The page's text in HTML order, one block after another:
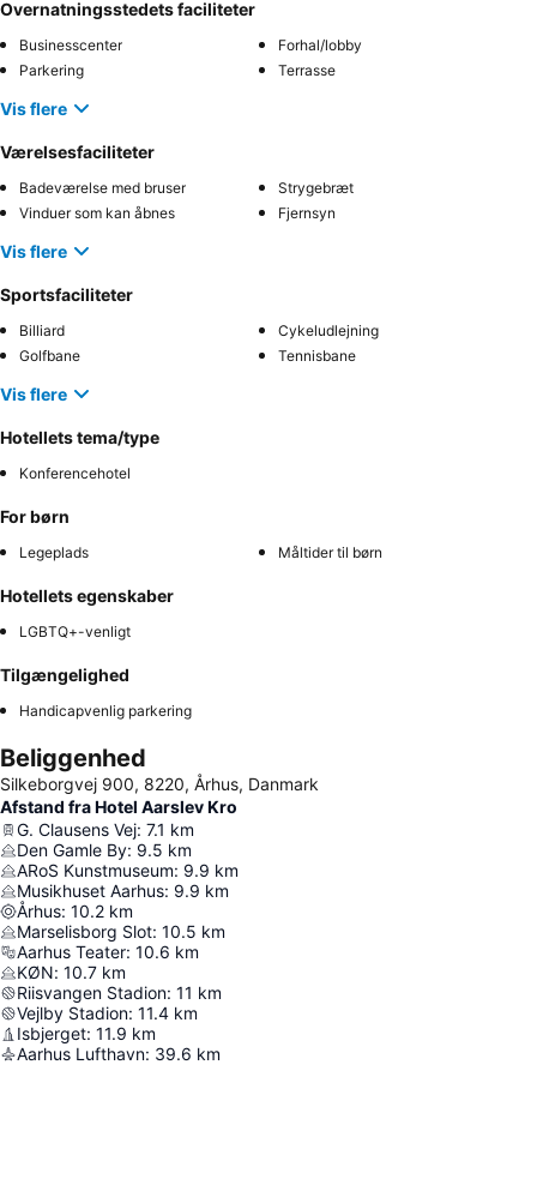
Overnatningsstedets faciliteter
Businesscenter
Forhal/lobby
Parkering
Terrasse
Vis flere
Værelsesfaciliteter
Badeværelse med bruser
Strygebræt
Vinduer som kan åbnes
Fjernsyn
Vis flere
Sportsfaciliteter
Billiard
Cykeludlejning
Golfbane
Tennisbane
Vis flere
Hotellets tema/type
Konferencehotel
For børn
Legeplads Måltider til børn
Hotellets egenskaber
LGBTQ+-venligt
Tilgængelighed
Handicapvenlig parkering
Beliggenhed
Silkeborgvej 900, 8220, Århus, Danmark
Afstand fra Hotel Aarslev Kro
G. Clausens Vej: 7.1 km
Den Gamle By: 9.5 km
ARoS Kunstmuseum: 9.9 km
Musikhuset Aarhus: 9.9 km
Århus: 10.2 km
Marselisborg Slot: 10.5 km
Aarhus Teater: 10.6 km
KØN: 10.7 km
Riisvangen Stadion: 11 km
Vejlby Stadion: 11.4 km
Isbjerget: 11.9 km
Aarhus Lufthavn: 39.6 km